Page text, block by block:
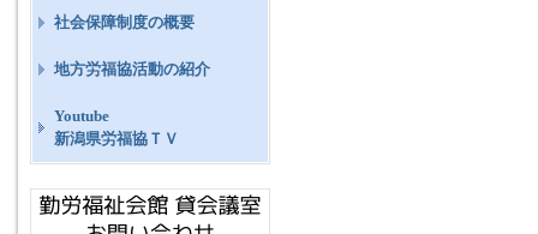
社会保障制度の概要
地方労福協活動の紹介
Youtube
新潟県労福協ＴＶ